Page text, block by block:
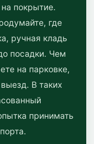
покрытие.
где
ручная кладь
посадки. Чем
на парковке,
В таких
принимать